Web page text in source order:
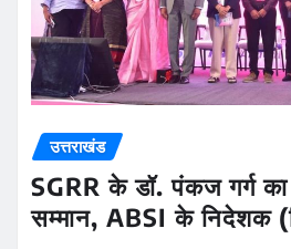
उत्तराखंड
SGRR के डॉ. पंकज गर्ग का
सम्मान, ABSI के निदेशक